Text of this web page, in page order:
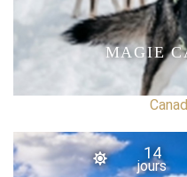
MAGIE
14
jours